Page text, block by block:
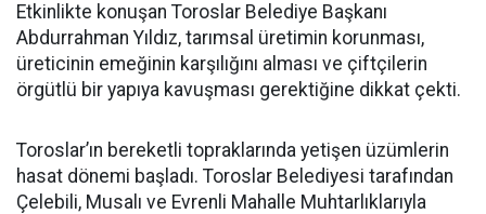
Etkinlikte konuşan Toroslar Belediye Başkanı
Abdurrahman Yıldız, tarımsal üretimin korunması,
üreticinin emeğinin karşılığını alması ve çiftçilerin
örgütlü bir yapıya kavuşması gerektiğine dikkat çekti.
Toroslar’ın bereketli topraklarında yetişen üzümlerin
hasat dönemi başladı. Toroslar Belediyesi tarafından
Çelebili, Musalı ve Evrenli Mahalle Muhtarlıklarıyla